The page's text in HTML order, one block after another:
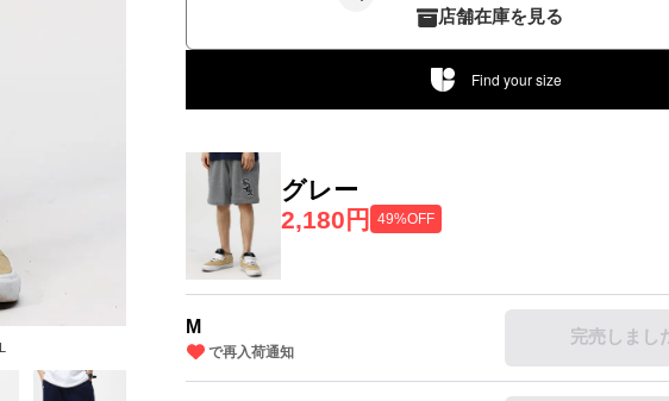
店舗在庫を見る
Find your size
グレー
2,180円
49%OFF
M
で再入荷通知
完売しまし